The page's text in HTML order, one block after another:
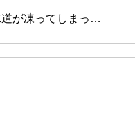
道が凍ってしまっ…